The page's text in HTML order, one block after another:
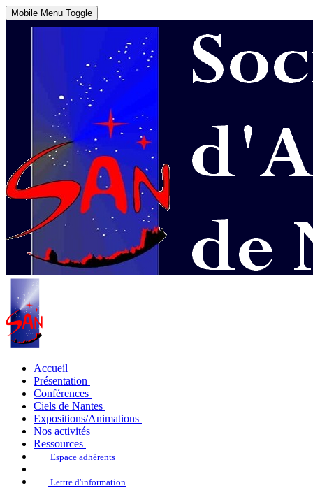
Mobile Menu Toggle
Accueil
Présentation
Conférences
Ciels de Nantes
Expositions/Animations
Nos activités
Ressources
Espace adhérents
Lettre d'information